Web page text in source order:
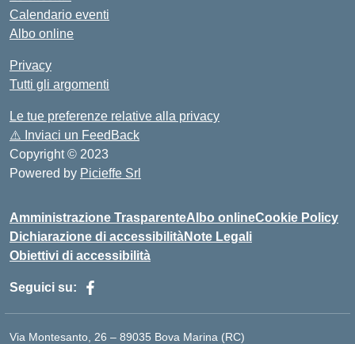
Calendario eventi
Albo online
Privacy
Tutti gli argomenti
Le tue preferenze relative alla privacy
⚠️ Inviaci un FeedBack
Copyright © 2023
Powered by Picieffe Srl
Amministrazione TrasparenteAlbo onlineCookie Policy
Dichiarazione di accessibilitàNote Legali
Obiettivi di accessibilità
Seguici su:
Via Montesanto, 26 – 89035 Bova Marina (RC)